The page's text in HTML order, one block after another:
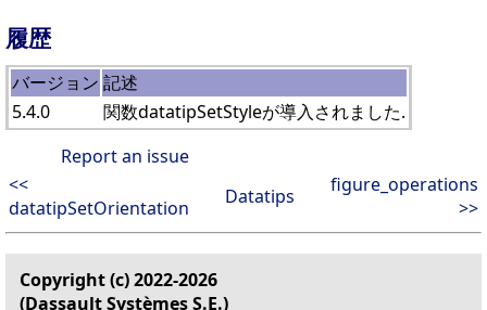
履歴
バージョン 記述
5.4.0
関数datatipSetStyleが導入されました.
Report an issue
<<
datatipSetOrientation
Datatips
figure_operations
>>
Copyright (c) 2022-2026
(Dassault Systèmes S.E.)